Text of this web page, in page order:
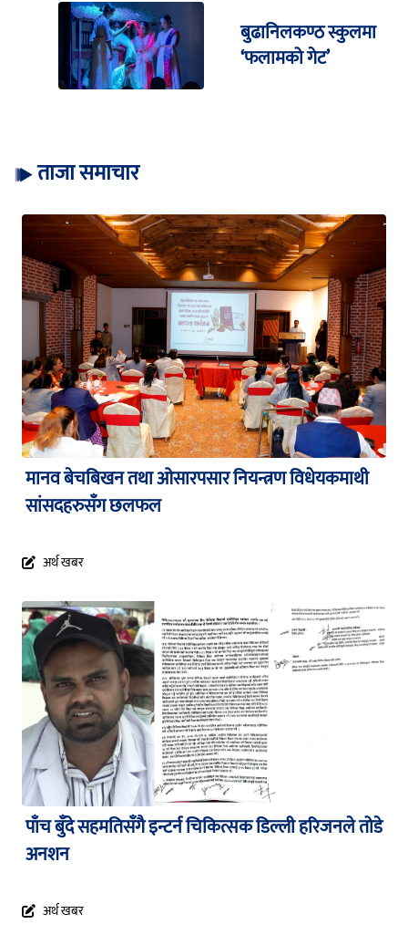
बुढानिलकण्ठ स्कुलमा
‘फलामको गेट’
ताजा समाचार
मानव बेचबिखन तथा ओसारपसार नियन्त्रण विधेयकमाथी
सांसदहरुसँग छलफल
अर्थ खबर
पाँच बुँदे सहमतिसँगै इन्टर्न चिकित्सक डिल्ली हरिजनले तोडे
अनशन
अर्थ खबर